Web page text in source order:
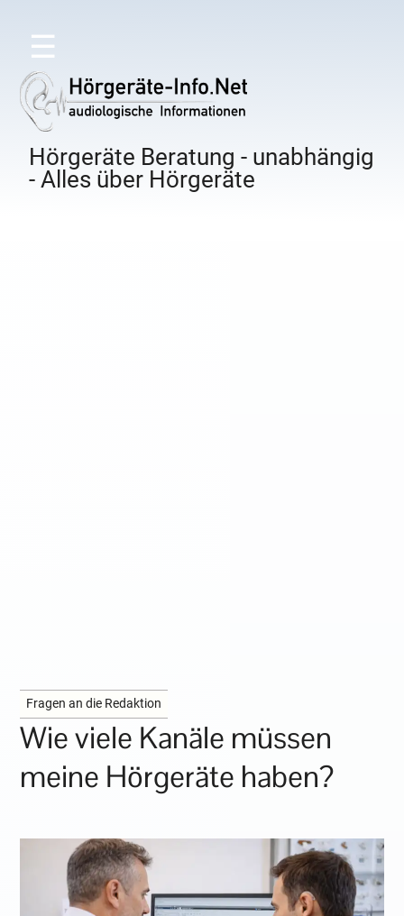
☰
Hörgeräte Beratung - unabhängig
- Alles über Hörgeräte
Fragen an die Redaktion
Wie viele Kanäle müssen
meine Hörgeräte haben?